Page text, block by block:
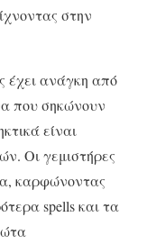
στην
έχει ανάγκη από
που σηκώνουν
είναι
Οι γεμιστήρες
καρφώνοντας
spells και τα